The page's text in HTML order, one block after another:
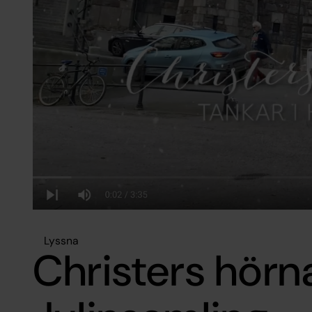
Lyssna
Christers